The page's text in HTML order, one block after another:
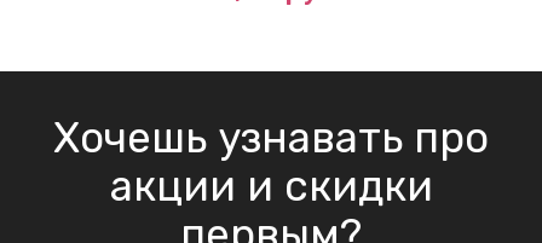
Хочешь узнавать про
акции и скидки